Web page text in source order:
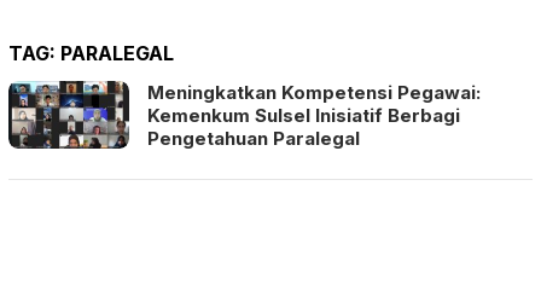
TAG: PARALEGAL
Meningkatkan Kompetensi Pegawai:
Kemenkum Sulsel Inisiatif Berbagi
Pengetahuan Paralegal